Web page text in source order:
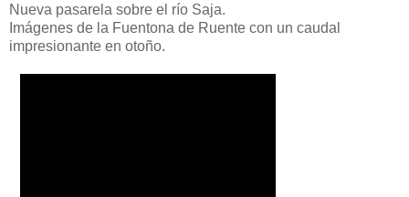
Nueva pasarela sobre el río Saja.
Imágenes de la Fuentona de Ruente con un caudal
impresionante en otoño.